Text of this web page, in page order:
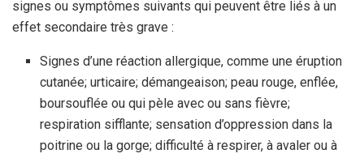
signes ou symptômes suivants qui peuvent être liés à un
effet secondaire très grave :
Signes d’une réaction allergique, comme une éruption
cutanée; urticaire; démangeaison; peau rouge, enflée,
boursouflée ou qui pèle avec ou sans fièvre;
respiration sifflante; sensation d’oppression dans la
poitrine ou la gorge; difficulté à respirer, à avaler ou à